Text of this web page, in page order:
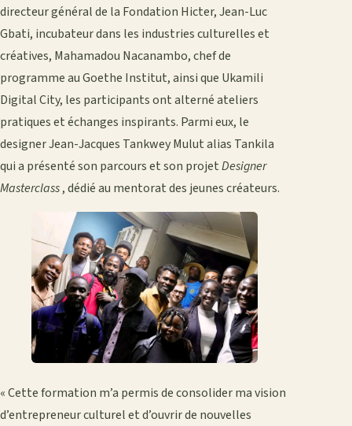
directeur général de la Fondation Hicter, Jean-Luc
Gbati, incubateur dans les industries culturelles et
créatives, Mahamadou Nacanambo, chef de
programme au Goethe Institut, ainsi que Ukamili
Digital City, les participants ont alterné ateliers
pratiques et échanges inspirants. Parmi eux, le
designer Jean-Jacques Tankwey Mulut alias Tankila
qui a présenté son parcours et son projetDesigner
Masterclass, dédié au mentorat des jeunes créateurs.
« Cette formation m’a permis de consolider ma vision
d’entrepreneur culturel et d’ouvrir de nouvelles